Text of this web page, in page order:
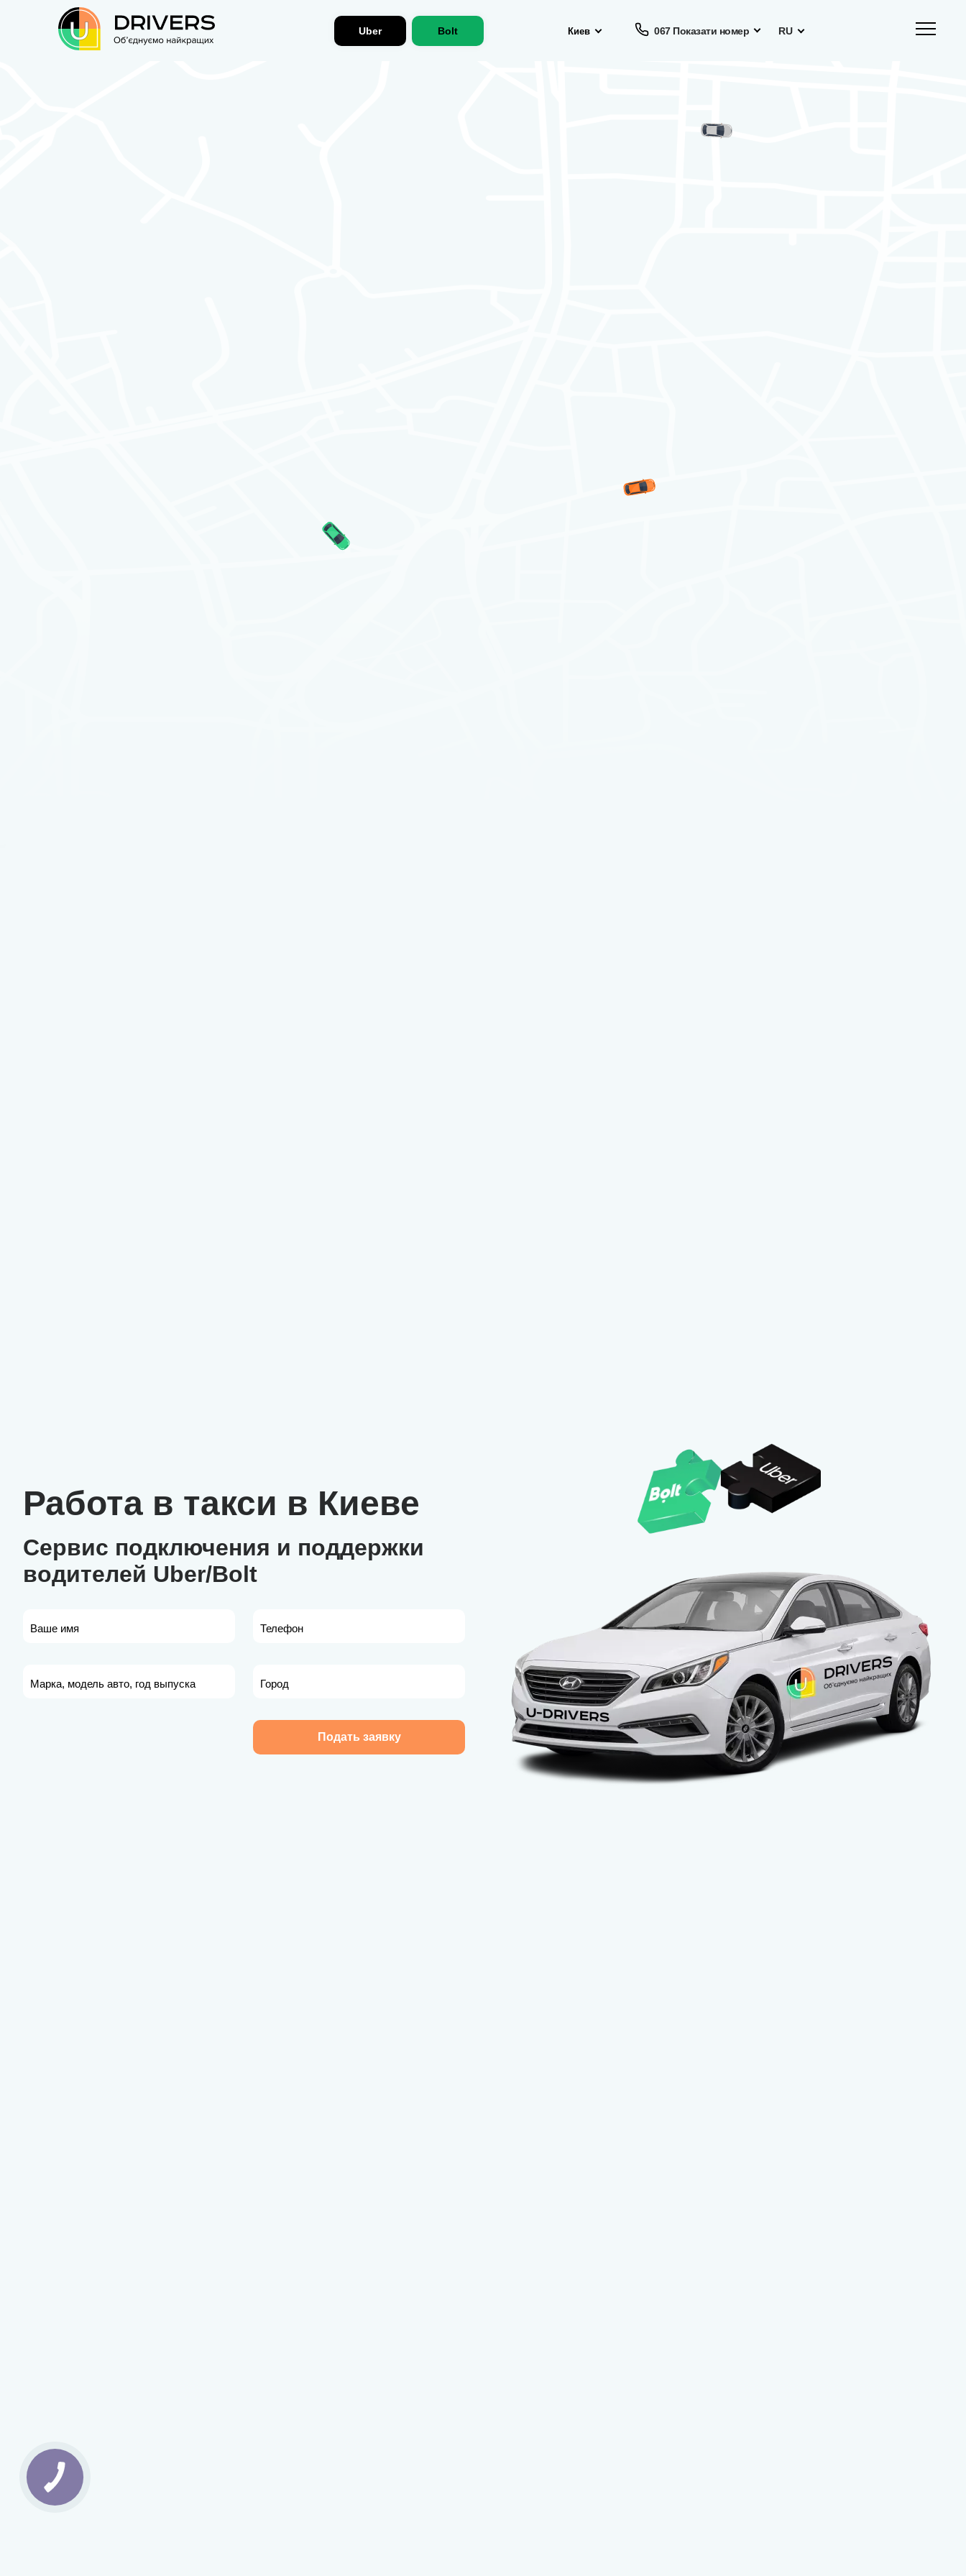
Uber Bolt Киев 067 Показати номер RU
Работа в такси в Киеве
Сервис подключения и поддержки
водителей Uber/Bolt
Ваше имя
Марка, модель авто, год выпуска
Телефон
Город
Подать заявку